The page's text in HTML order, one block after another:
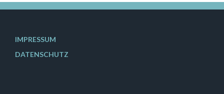
IMPRESSUM
DATENSCHUTZ